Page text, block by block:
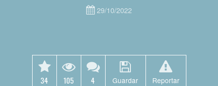
29/10/2022
34 105 4 Guardar Reportar